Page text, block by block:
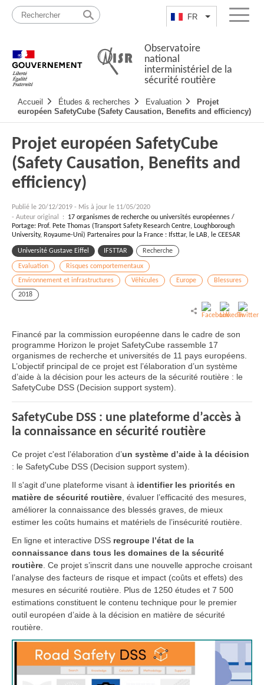
Passer
contenu
FR Lister lesMenu
Observatoire
national
interministériel de la
sécurité routière
principale
Accueil Études & recherches Evaluation
Projet
européen SafetyCube (Safety Causation, Benefits and efficiency)
Projet européen SafetyCube
(Safety Causation, Benefits and
efficiency)
Publié le 20/12/2019 - Mis à jour le 11/05/2020
- Auteur original : 17 organismes de recherche ou universités européennes /
Portage: Prof. Pete Thomas (Transport Safety Research Centre, Loughborough
University, Royaume-Uni) Partenaires pour la France : Ifsttar, le LAB, le CEESAR
Université Gustave Eiffel IFSTTAR Recherche
Evaluation
Risques comportementaux
Environnement et infrastructures
Véhicules Europe
Blessures
2018
Financé par la commission européenne dans le cadre de son
programme Horizon le projet SafetyCube rassemble 17
organismes de recherche et universités de 11 pays européens.
L’objectif principal de ce projet est l’élaboration d’un système
d’aide à la décision pour les acteurs de la sécurité routière : le
SafetyCube DSS (Decision support system).
SafetyCube DSS : une plateforme d’accès à
la connaissance en sécurité routière
Ce projet c'est l’élaboration d’un système d’aide à la décision
: le SafetyCube DSS (Decision support system).
Il s'agit d'une plateforme visant à identifier les priorités en
matière de sécurité routière , évaluer l’efficacité des mesures,
améliorer la connaissance des blessés graves, de mieux
estimer les coûts humains et matériels de l’insécurité routière.
En ligne et interactive DSS regroupe l’état de la
connaissance dans tous les domaines de la sécurité
routière . Ce projet s’inscrit dans une nouvelle approche croisant
l’analyse des facteurs de risque et impact (coûts et effets) des
mesures en sécurité routière. Plus de 1250 études et 7 500
estimations constituent le contenu technique pour le premier
outil européen d’aide à la décision en matière de sécurité
routière.